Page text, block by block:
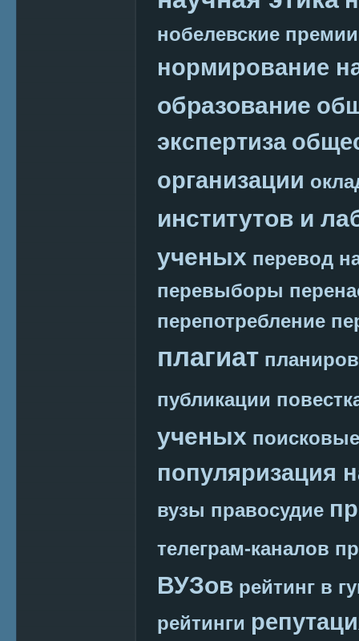
нобелевские премии
нормирование
образование
экспертиза
организации
институтов и
ученых перевод
перевыборы
перепотребление
плагиат
публикации
ученых
популяризация
вузы правосудие
телеграм-каналов
ВУЗов рейтинг в
рейтинги